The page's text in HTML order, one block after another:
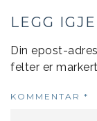
LEGG
Din epost-
felter er
KOMMENTAR *